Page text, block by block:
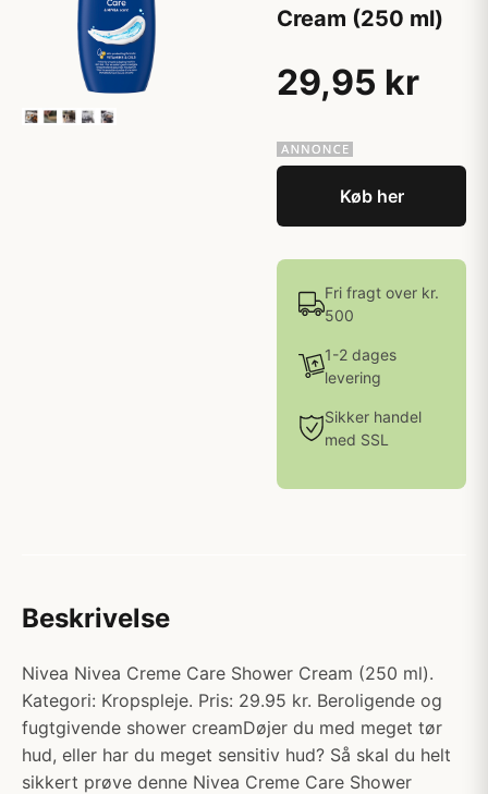
Cream (250 ml)
29,95 kr
Køb her
Fri fragt over kr.
500
1-2 dages
levering
Sikker handel
med SSL
Beskrivelse
Nivea Nivea Creme Care Shower Cream (250 ml).
Kategori: Kropspleje. Pris: 29.95 kr. Beroligende og
fugtgivende shower creamDøjer du med meget tør
hud, eller har du meget sensitiv hud? Så skal du helt
sikkert prøve denne Nivea Creme Care Shower